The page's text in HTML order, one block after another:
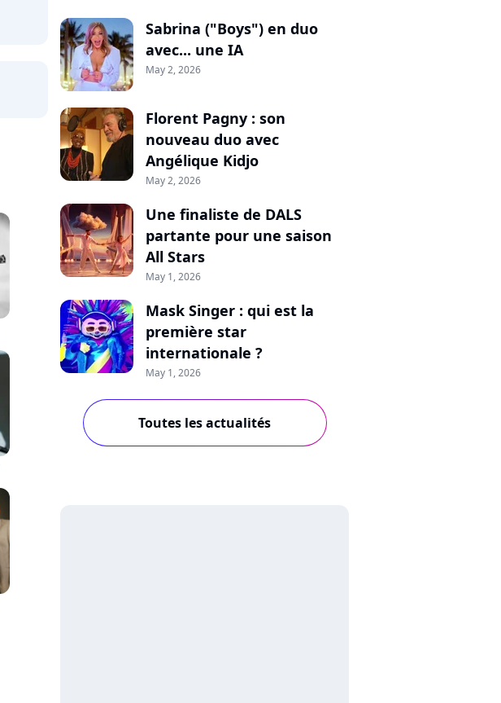
Sabrina ("Boys") en duo
avec... une IA
May 2, 2026
Florent Pagny : son
nouveau duo avec
Angélique Kidjo
May 2, 2026
Une finaliste de DALS
partante pour une saison
All Stars
May 1, 2026
Mask Singer : qui est la
première star
internationale ?
May 1, 2026
Toutes les actualités